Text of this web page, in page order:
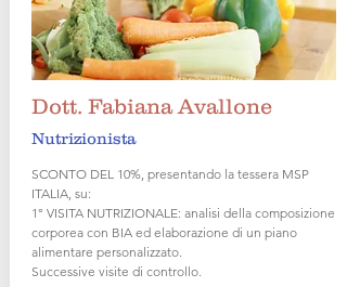
Dott. Fabiana Avallone
Nutrizionista
SCONTO DEL 10%, presentando la tessera MSP
ITALIA, su:
1° VISITA NUTRIZIONALE: analisi della composizione
corporea con BIA ed elaborazione di un piano
alimentare personalizzato.
Successive visite di controllo.